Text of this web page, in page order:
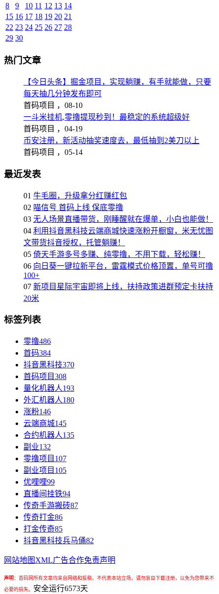
8
9 10 11 12 13 14
15 16 17 18 19 20 21
22 23 24 25 26 27 28
29 30
热门文章
【今日头条】掘金项目，实现躺赚，有手就能做，只要
每天抽几分钟发布即可
首码项目 ， 08-10
一斗米挂机,零撸提现秒到！最稳定的系统超级好
首码项目 ， 04-19
币安注册，新活动抽奖速度去，最低抽到2美刀以上
首码项目 ， 05-14
最近发表
01 牛毛圈，升级拿分红赚红包
02 喵信号 首码上线 保底零撸
03 无人场景直播带货，刚睡醒就在爆单，小白也能做！
04 利用抖音黑科技云端商城快速涨粉开橱窗，米无忧图
文带货抖音授权，托管躺赚！
05 倚天手游多号多赚、纯零撸，不用下载，轻松赚！
06 向日葵一键拉新平台，雷霆模式价格顶置，单号可撸
100+
07 新项目星际宇宙即将上线，扶持政策进群预定卡扶持
20米
标签列表
零撸486
首码384
抖音黑科技370
首码项目308
量化机器人193
外汇机器人180
涨粉146
云端商城145
合约机器人135
副业132
零撸项目 107
副业项目 105
优哩哩99
直播间挂铁94
传奇手游搬砖87
传奇打金86
打金传奇85
抖音黑科技兵马俑82
网站地图 XML广告合作免责声明
声明： 首码网所有文章均来自网络和投稿，不代表本站立场，请勿盲目下载注册，以免为您带来不
必要的损失。 安全运行6573天